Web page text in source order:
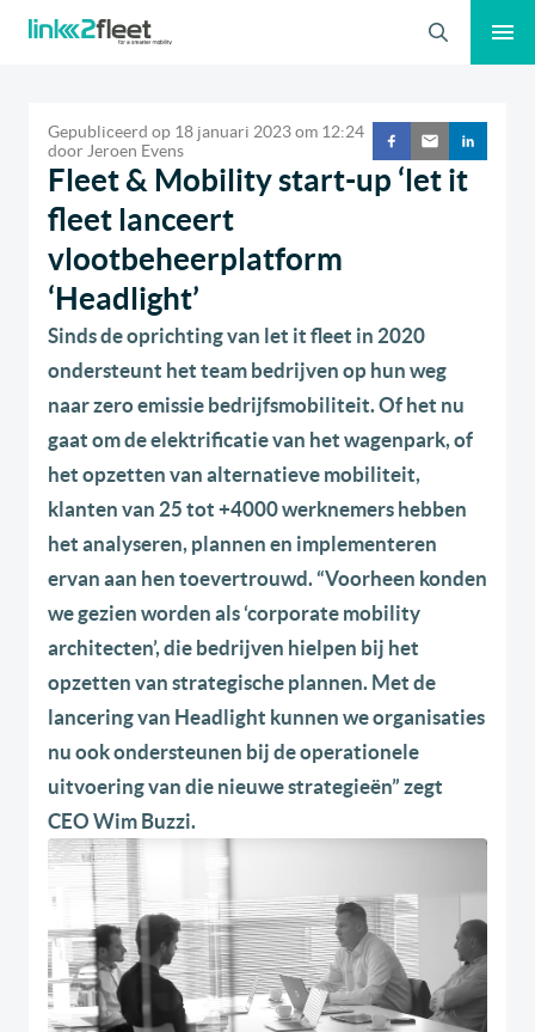
Zoeken
Gepubliceerd op 18 januari 2023om 12:24
doorJeroen Evens
Fleet & Mobility start-up ‘let it
fleet lanceert
vlootbeheerplatform
‘Headlight’
Sinds de oprichting van let it fleet in 2020
ondersteunt het team bedrijven op hun weg
naar zero emissie bedrijfsmobiliteit. Of het nu
gaat om de elektrificatie van het wagenpark, of
het opzetten van alternatieve mobiliteit,
klanten van 25 tot +4000 werknemers hebben
het analyseren, plannen en implementeren
ervan aan hen toevertrouwd. “Voorheen konden
we gezien worden als ‘corporate mobility
architecten’, die bedrijven hielpen bij het
opzetten van strategische plannen. Met de
lancering van Headlight kunnen we organisaties
nu ook ondersteunen bij de operationele
uitvoering van die nieuwe strategieën” zegt
CEO Wim Buzzi.